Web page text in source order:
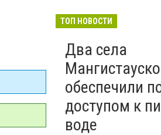
ТОП НОВОСТИ
Два села
обеспечили
доступом к
воде